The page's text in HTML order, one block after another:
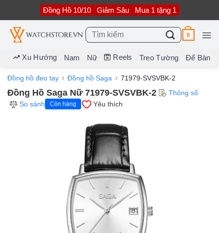
nội
dung
Đồng Hồ 10/10 Giảm Sâu Mua 1 tặng 1
Tìm
kiếm:
0
Xu Hướng Nam Nữ Reels Treo Tường Để Bàn
Đồng hồ đeo tay Đồng hồ Saga 71979-SVSVBK-2
Đồng Hồ Saga Nữ 71979-SVSVBK-2
Thông số
So sánh
Còn hàng Yêu thích